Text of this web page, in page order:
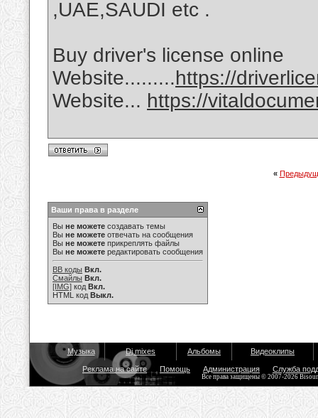
,UAE,SAUDI etc .
Buy driver's license online
Website.........https://
Website... https://
«
Ваши права в разделе
Вы не можете создавать темы
Вы не можете отвечать на сообщения
Вы не можете прикреплять файлы
Вы не можете редактировать сообщения
BB коды Вкл.
Смайлы Вкл.
[IMG] код Вкл.
HTML код Выкл.
Музыка Dj mixes Альбомы Видеоклипы
Реклама на сайте Помощь Администрация Служба
Все права защищены © 2007-2026